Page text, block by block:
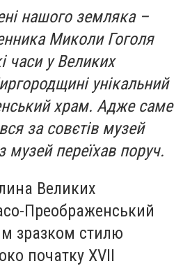
нашого земляка –
Миколи Гоголя
часи у Великих
унікальний
храм. Адже саме
за совєтів музей
музей переїхав поруч.
Великих
Преображенський
зразком стилю
початку XVII